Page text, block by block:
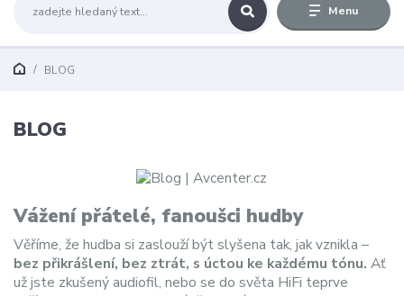
Menu
BLOG
BLOG
Vážení přátelé, fanoušci hudby
Věříme, že hudba si zaslouží být slyšena tak, jak vznikla –
bez přikrášlení, bez ztrát, s úctou ke každému tónu. Ať
už jste zkušený audiofil, nebo se do světa HiFi teprve